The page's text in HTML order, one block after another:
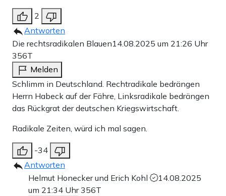
2
Antworten
Die rechtsradikalen Blauen14.08.2025 um 21:26 Uhr
356T
Melden
Schlimm in Deutschland. Rechtradikale bedrängen
Herrn Habeck auf der Fähre, Linksradikale bedrängen
das Rückgrat der deutschen Kriegswirtschaft.
Radikale Zeiten, würd ich mal sagen.
-34
Antworten
Helmut Honecker und Erich Kohl
14.08.2025
um 21:34 Uhr356T